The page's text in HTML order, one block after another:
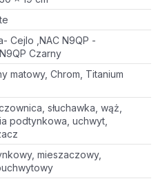
Cejlo ,NAC N9QP -
Czarny
matowy, Chrom, Titanium
słuchawka, wąż,
podtynkowa, uchwyt,
mieszaczowy,